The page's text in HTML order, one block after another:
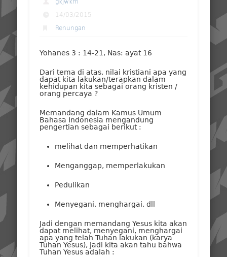
gkjwkm
14/03/2015
Renungan
Yohanes 3 : 14-21, Nas: ayat 16
Dari tema di atas, nilai kristiani apa yang
dapat kita lakukan/terapkan dalam
kehidupan kita sebagai orang kristen /
orang percaya ?
Memandang dalam Kamus Umum
Bahasa Indonesia mengandung
pengertian sebagai berikut :
melihat dan memperhatikan
Menganggap, memperlakukan
Pedulikan
Menyegani, menghargai, dll
Jadi dengan memandang Yesus kita akan
dapat melihat, menyegani, menghargai
apa yang telah Tuhan lakukan (karya
Tuhan Yesus), jadi kita akan tahu bahwa
Tuhan Yesus adalah :